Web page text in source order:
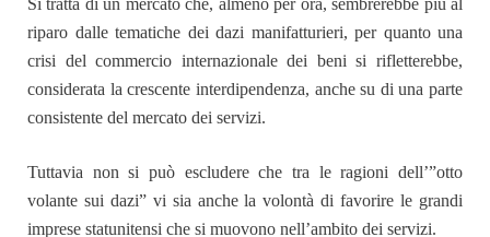
riparo dalle tematiche dei dazi manifatturieri, per quanto una
crisi del commercio internazionale dei beni si rifletterebbe,
considerata la crescente interdipendenza, anche su di una parte
consistente del mercato dei servizi.
Tuttavia non si può escludere che tra le ragioni dell’”otto
volante sui dazi” vi sia anche la volontà di favorire le grandi
imprese statunitensi che si muovono nell’ambito dei servizi.